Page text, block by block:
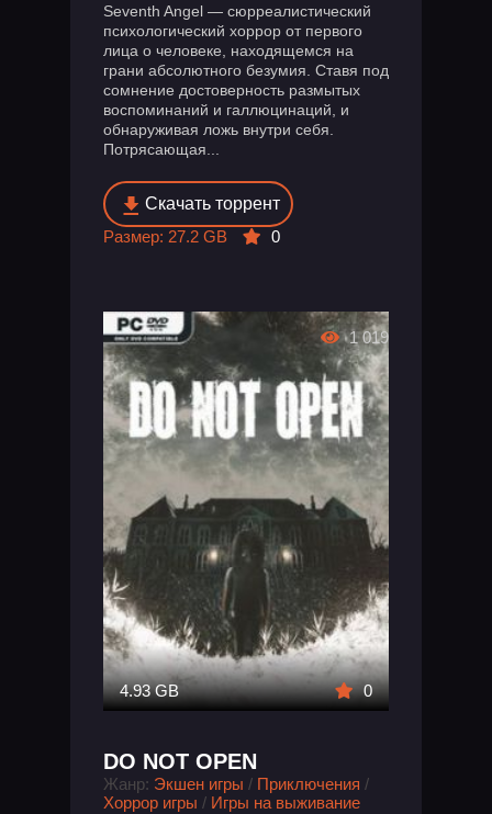
Seventh Angel — сюрреалистический
психологический хоррор от первого
лица о человеке, находящемся на
грани абсолютного безумия. Ставя под
сомнение достоверность размытых
воспоминаний и галлюцинаций, и
обнаруживая ложь внутри себя.
Потрясающая...
Скачать торрент
Размер: 27.2 GB
0
4.93 GB 0
DO NOT OPEN
Жанр: Экшен игры / Приключения /
Хоррор игры / Игры на выживание
1 019